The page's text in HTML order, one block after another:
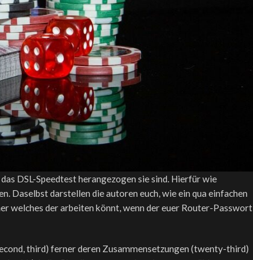
DSL-Speedtest herangezogen sie sind. Hierfür wie
Daselbst darstellen die autoren euch, wie ein qua einfachen
der arbeiten könnt, wenn der euer Router-Passwort
third) ferner deren Zusammensetzungen (twenty-third)